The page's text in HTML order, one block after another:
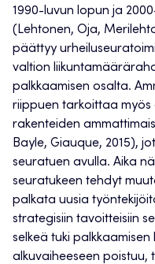
1990-luvun lopun ja
(Lehtonen, Oja,
päättyy
valtion
palkkaamisen osalta.
riippuen tarkoittaa myös
rakenteiden
Bayle, Giauque, 2015),
seuratuen avulla. Aika
seuratukeen tehdyt
palkata uusia
strategisiin tavoitteisiin
selkeä tuki palkkaamisen
alkuvaiheeseen poistuu,